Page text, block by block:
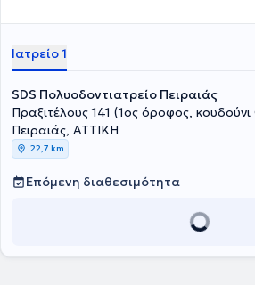
Ιατρείο 1
SDS Πολυοδοντιατρείο Πειραιάς
Πραξιτέλους 141 (1ος όροφος, κουδούνι
Πειραιάς, ΑΤΤΙΚΗ
22,7 km
Επόμενη διαθεσιμότητα